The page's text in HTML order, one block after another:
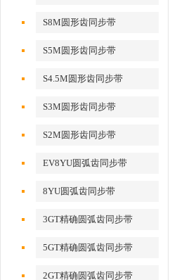
S8M圆形齿同步带
S5M圆形齿同步带
S4.5M圆形齿同步带
S3M圆形齿同步带
S2M圆形齿同步带
EV8YU圆弧齿同步带
8YU圆弧齿同步带
3GT精确圆弧齿同步带
5GT精确圆弧齿同步带
2GT精确圆弧齿同步带